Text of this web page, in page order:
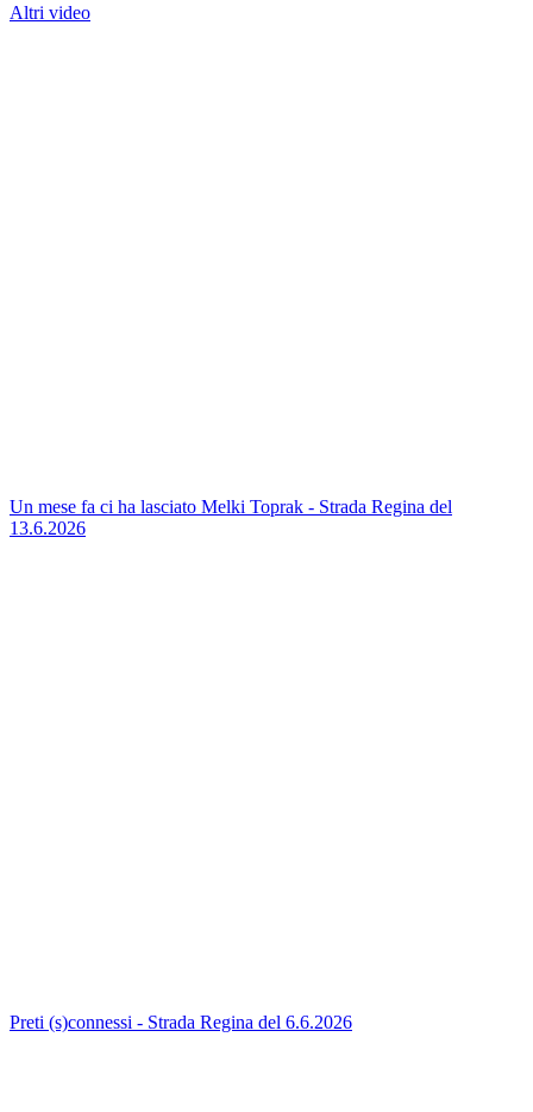
Altri video
Un mese fa ci ha lasciato Melki Toprak - Strada Regina del
13.6.2026
Preti (s)connessi - Strada Regina del 6.6.2026